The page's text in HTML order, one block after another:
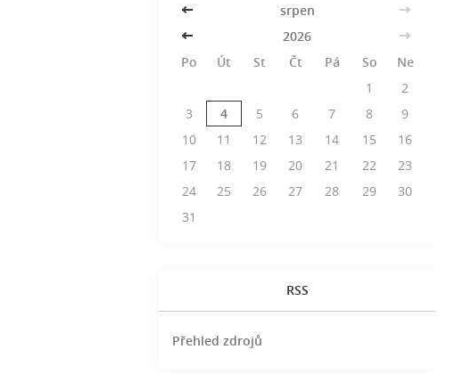
<< srpen
>>
<<
2026
>>
Po
Út St Čt Pá So
Ne
1
2
3
4 5 6 7 8
9
10
11 12 13 14 15
16
17
18 19 20 21 22
23
24
25 26 27 28 29
30
31
RSS
Přehled zdrojů